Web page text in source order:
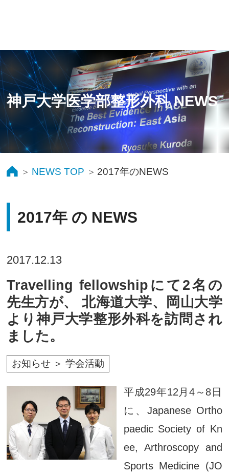
神戸大学医学部整形外科 NEWS
NEWS TOP 2017年のNEWS
2017年 の NEWS
2017.12.13
Travelling fellowshipにて2名の
先生方が、 北海道大学、岡山大学
より神戸大学整形外科を訪問され
ました。
お知らせ ＞ 学会活動
平成29年12月4～8日
に、Japanese Ortho
paedic Society of Kn
ee, Arthroscopy and
Sports Medicine (JO